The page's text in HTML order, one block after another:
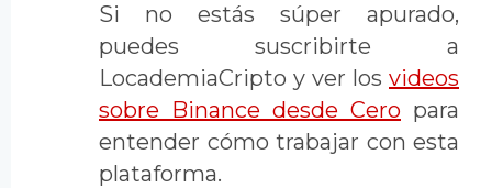
Si no estás súper apurado,
puedes suscribirte a
LocademiaCripto y ver los videos
sobre Binance desde Cero para
entender cómo trabajar con esta
plataforma.